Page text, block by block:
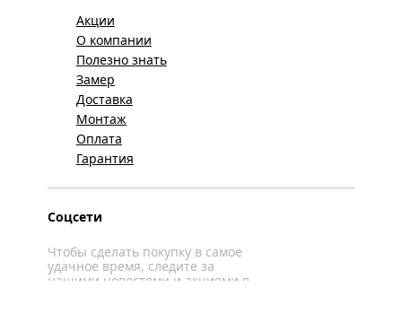
Акции
О компании
Полезно знать
Замер
Доставка
Монтаж
Оплата
Гарантия
Соцсети
Чтобы сделать покупку в самое
удачное время, следите за
нашими новостями и акциями в